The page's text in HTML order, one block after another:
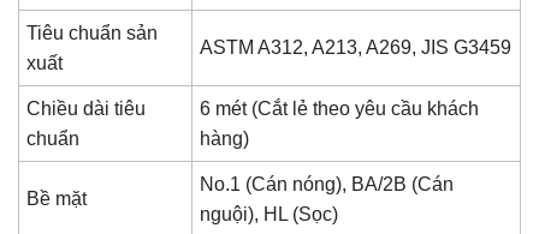
Tiêu chuẩn sản
xuất
ASTM A312, A213, A269, JIS G3459
Chiều dài tiêu
chuẩn
6 mét (Cắt lẻ theo yêu cầu khách
hàng)
Bề mặt
No.1 (Cán nóng), BA/2B (Cán
nguội), HL (Sọc)